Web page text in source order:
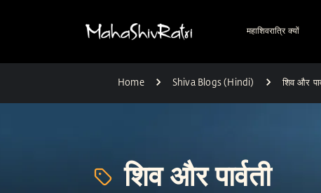
महाशिवरात्रि क्यों
Home Shiva Blogs (Hindi) शिव और
शिव और पार्वती